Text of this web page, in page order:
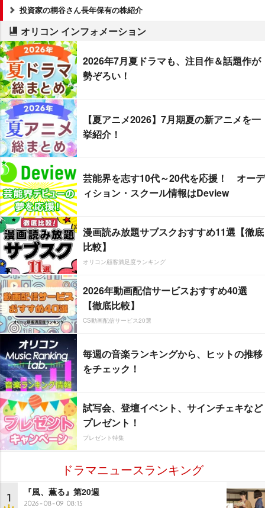
投資家の桐谷さん長年保有の株紹介
オリコン インフォメーション
2026年7月夏ドラマも、注目作＆話題作が
勢ぞろい！
【夏アニメ2026】7月期夏の新アニメを一
挙紹介！
芸能界を志す10代～20代を応援！ オーデ
ィション・スクール情報はDeview
漫画読み放題サブスクおすすめ11選【徹底
比較】
オリコン顧客満足度ランキング
2026年動画配信サービスおすすめ40選
【徹底比較】
CS動画配信サービス20選
毎週の音楽ランキングから、ヒットの推移
をチェック！
試写会、登壇イベント、サインチェキなど
プレゼント！
プレゼント特集
ドラマニュースランキング
1 『風、薫る』第20週
2026-08-09 08:15